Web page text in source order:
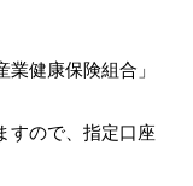
健康保険組合」
すので、指定口座